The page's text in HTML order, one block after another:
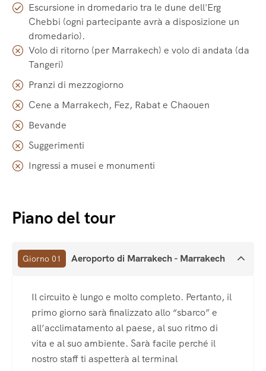
Escursione in dromedario tra le dune dell'Erg
Chebbi (ogni partecipante avrà a disposizione un
dromedario).
Volo di ritorno (per Marrakech) e volo di andata (da
Tangeri)
Pranzi di mezzogiorno
Cene a Marrakech, Fez, Rabat e Chaouen
Bevande
Suggerimenti
Ingressi a musei e monumenti
Piano del tour
Giorno 01 Aeroporto di Marrakech - Marrakech
Il circuito è lungo e molto completo. Pertanto, il
primo giorno sarà finalizzato allo “sbarco” e
all’acclimatamento al paese, al suo ritmo di
vita e al suo ambiente. Sarà facile perché il
nostro staff ti aspetterà al terminal